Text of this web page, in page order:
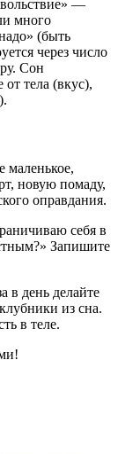
—
много
(быть
через число
Сон
от тела (вкус),
маленькое,
новую помаду,
оправдания.
себя в
Запишите
в день делайте
из сна.
в теле.